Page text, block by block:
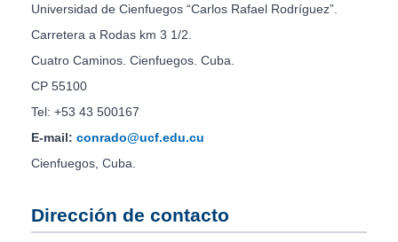
Universidad de Cienfuegos “Carlos Rafael Rodríguez”.
Carretera a Rodas km 3 1/2.
Cuatro Caminos. Cienfuegos. Cuba.
CP 55100
Tel: +53 43 500167
E-mail: conrado@ucf.edu.cu
Cienfuegos, Cuba.
Dirección de contacto